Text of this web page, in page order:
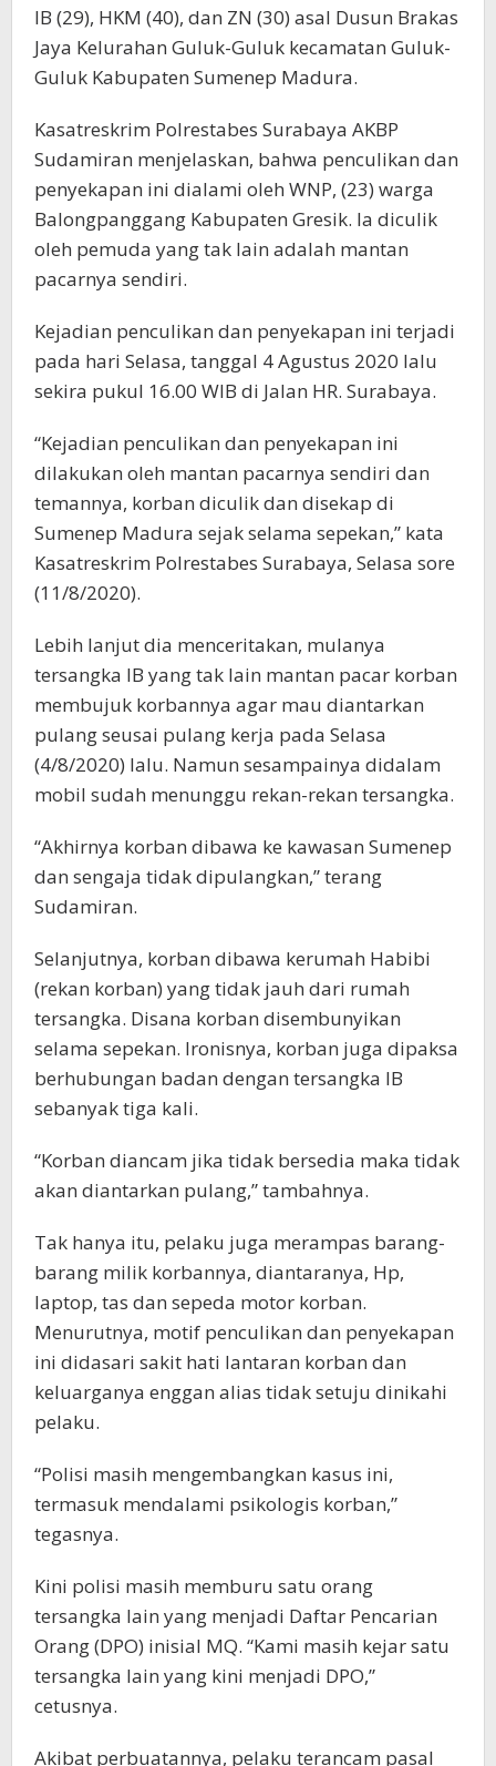
IB (29), HKM (40), dan ZN (30) asal Dusun Brakas
Jaya Kelurahan Guluk-Guluk kecamatan Guluk-
Guluk Kabupaten Sumenep Madura.
Kasatreskrim Polrestabes Surabaya AKBP
Sudamiran menjelaskan, bahwa penculikan dan
penyekapan ini dialami oleh WNP, (23) warga
Balongpanggang Kabupaten Gresik. Ia diculik
oleh pemuda yang tak lain adalah mantan
pacarnya sendiri.
Kejadian penculikan dan penyekapan ini terjadi
pada hari Selasa, tanggal 4 Agustus 2020 lalu
sekira pukul 16.00 WIB di Jalan HR. Surabaya.
“Kejadian penculikan dan penyekapan ini
dilakukan oleh mantan pacarnya sendiri dan
temannya, korban diculik dan disekap di
Sumenep Madura sejak selama sepekan,” kata
Kasatreskrim Polrestabes Surabaya, Selasa sore
(11/8/2020).
Lebih lanjut dia menceritakan, mulanya
tersangka IB yang tak lain mantan pacar korban
membujuk korbannya agar mau diantarkan
pulang seusai pulang kerja pada Selasa
(4/8/2020) lalu. Namun sesampainya didalam
mobil sudah menunggu rekan-rekan tersangka.
“Akhirnya korban dibawa ke kawasan Sumenep
dan sengaja tidak dipulangkan,” terang
Sudamiran.
Selanjutnya, korban dibawa kerumah Habibi
(rekan korban) yang tidak jauh dari rumah
tersangka. Disana korban disembunyikan
selama sepekan. Ironisnya, korban juga dipaksa
berhubungan badan dengan tersangka IB
sebanyak tiga kali.
“Korban diancam jika tidak bersedia maka tidak
akan diantarkan pulang,” tambahnya.
Tak hanya itu, pelaku juga merampas barang-
barang milik korbannya, diantaranya, Hp,
laptop, tas dan sepeda motor korban.
Menurutnya, motif penculikan dan penyekapan
ini didasari sakit hati lantaran korban dan
keluarganya enggan alias tidak setuju dinikahi
pelaku.
“Polisi masih mengembangkan kasus ini,
termasuk mendalami psikologis korban,”
tegasnya.
Kini polisi masih memburu satu orang
tersangka lain yang menjadi Daftar Pencarian
Orang (DPO) inisial MQ. “Kami masih kejar satu
tersangka lain yang kini menjadi DPO,”
cetusnya.
Akibat perbuatannya, pelaku terancam pasal